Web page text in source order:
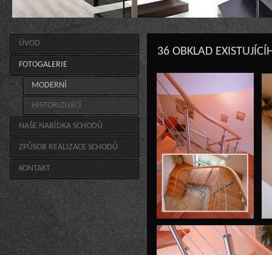
ÚVOD
FOTOGALERIE
MODERNÍ
HISTORIZUJÍCÍ
NAŠE NABÍDKA SCHODŮ
ZPŮSOB REALIZACE SCHODŮ
KONTAKT
36 OBKLAD